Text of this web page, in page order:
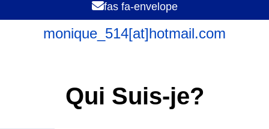
fas fa-envelope
monique_514[at]hotmail.com
Qui Suis-je?